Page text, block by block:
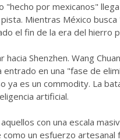
"hecho por mexicanos"
Mientras México
el fin de la era del hierro
Shenzhen. Wang
en una "fase de
es un commodity. La
artificial.
con una escala
un esfuerzo